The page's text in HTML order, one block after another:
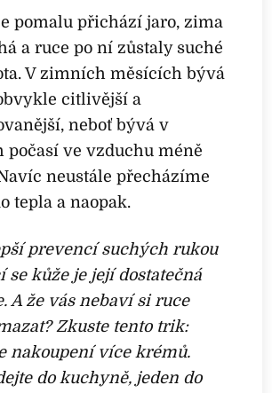
pomalu přichází jaro, zima
a ruce po ní zůstaly suché
V zimních měsících bývá
citlivější a
neboť bývá v
počasí ve vzduchu méně
neustále přecházíme
tepla a naopak.
prevencí suchých rukou
se kůže je její dostatečná
A že vás nebaví si ruce
Zkuste tento trik:
nakoupení více krémů.
do kuchyně, jeden do